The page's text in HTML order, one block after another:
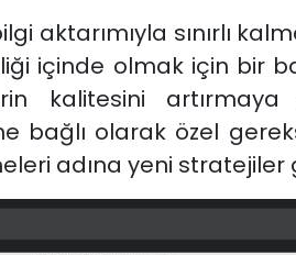
aktarımıyla sınırlı
içinde olmak için bir
kalitesini
bağlı olarak özel
adına yeni stratejiler